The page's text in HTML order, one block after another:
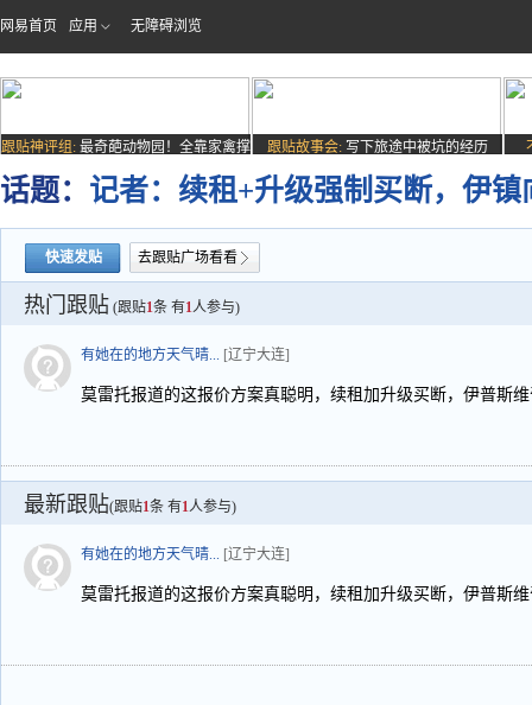
网易首页 应用 无障碍浏览
跟贴神评组: 最奇葩动物园！全靠家禽撑
场子
跟贴故事会: 写下旅途中被坑的经历
话题： 记者：续租+升级强制买断，伊
快速发贴 去跟贴广场看看
热门跟贴 (跟贴1条 有1人参与)
有她在的地方天气晴... [辽宁大连]
莫雷托报道的这报价方案真聪明，续租加升级买断，伊普斯
最新跟贴(跟贴1条 有1人参与)
有她在的地方天气晴... [辽宁大连]
莫雷托报道的这报价方案真聪明，续租加升级买断，伊普斯